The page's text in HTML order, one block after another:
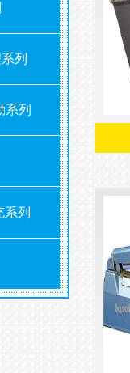
列
系列
系列